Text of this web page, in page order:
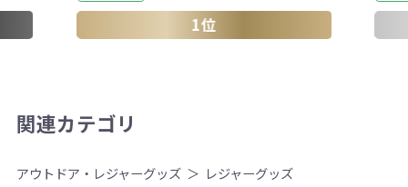
1位
関連カテゴリ
アウトドア・レジャーグッズ
レジャーグッズ